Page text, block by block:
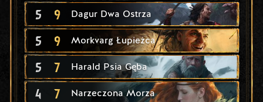
5 9 Dagur Dwa Ostrza
5 9 Morkvarg Łupieżca
5 7 Harald Psia Gęba
4 7 Narzeczona Morza